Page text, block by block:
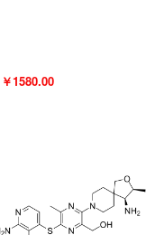
￥1580.00